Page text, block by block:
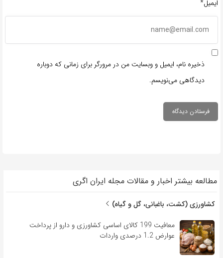
ایمیل*
ذخیره نام، ایمیل و وبسایت من در مرورگر برای زمانی که دوباره
دیدگاهی می‌نویسم.
مطالعه بیشتر اخبار و مقالات مجله ایران اگری
کشاورزی (کشت، باغبانی، گل و گیاه)
معافیت 199 کالای اساسی کشاورزی و دارو از پرداخت
عوارض 1.2 درصدی واردات